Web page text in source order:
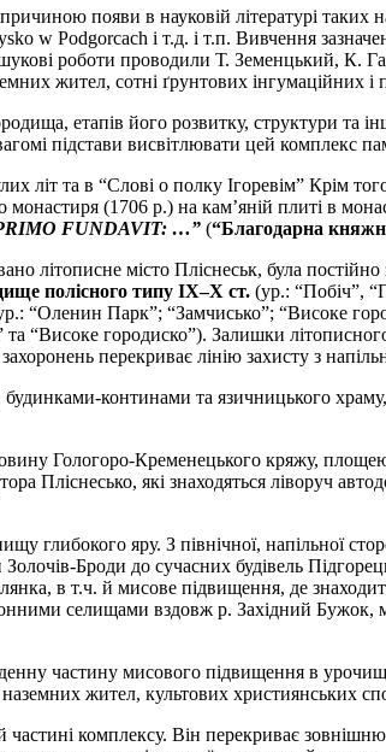
появи в науковій літературі
w Podgorcach і т.д. і т.п. Вивчення
роботи проводили Т. Земенцький, К.
жител, сотні ґрунтових інгумаційних
етапів його розвитку, структури та
підстави висвітлювати цей комплекс
літ та в “Слові о полку Ігоревім” Крім
(1706 р.) на кам’яній плиті в
FUNDAVIT: …” (“Благодарна
літописне місто Пліснеськ, була
полісного типу ІХ–Х ст. (ур.: “Побіч”,
“Оленин Парк”; “Замчисько”; “Високе
“Високе городиско”). Залишки
перекриває лінію захисту з
континами та язичницького
Гологоро-Кременецького кряжу,
Пліснесько, які знаходяться ліворуч
глибокого яру. З північної, напільної
Броди до сучасних будівель
в т.ч. й мисове підвищення, де
селищами вздовж р. Західний Бужок,
частину мисового підвищення в
жител, культових християнських
частині комплексу. Він перекриває